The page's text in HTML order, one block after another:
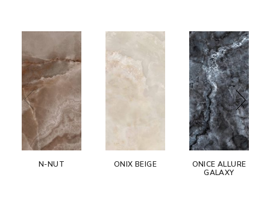
N-NUT ONIX BEIGE
ONICE ALLURE
GALAXY